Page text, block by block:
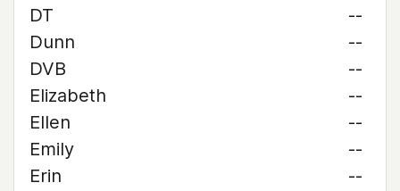
DT
--
Dunn
--
DVB
--
Elizabeth
--
Ellen
--
Emily
--
Erin
--